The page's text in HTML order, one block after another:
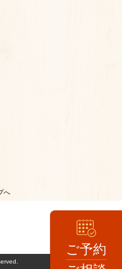
へ
ご予約